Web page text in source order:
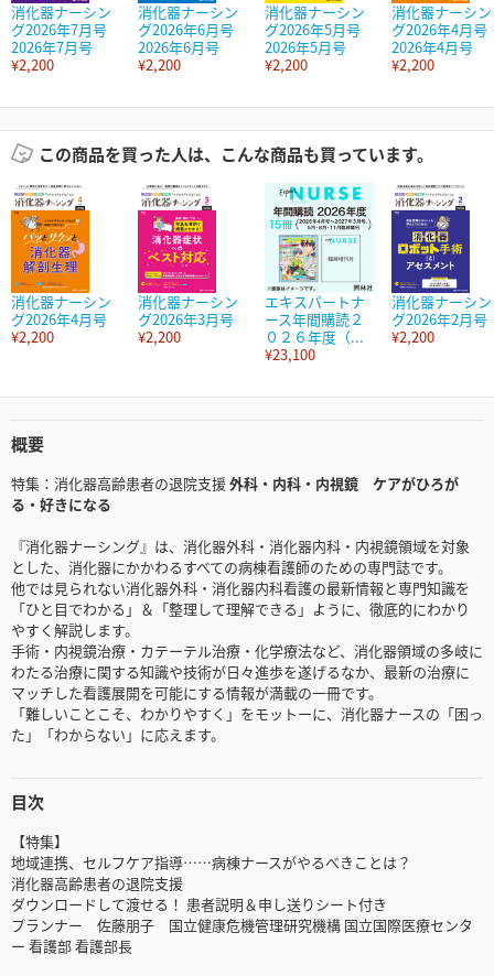
消化器ナーシン
グ2026年7月号
2026年7月号
¥2,200
消化器ナーシン
グ2026年6月号
2026年6月号
¥2,200
消化器ナーシン
グ2026年5月号
2026年5月号
¥2,200
消化器ナーシン
グ2026年4月号
2026年4月号
¥2,200
この商品を買った人は、こんな商品も買っています。
消化器ナーシン
グ2026年4月号
¥2,200
消化器ナーシン
グ2026年3月号
¥2,200
エキスパートナ
ース年間購読２
０２６年度（...
¥23,100
消化器ナーシン
グ2026年2月号
¥2,200
概要
特集：消化器高齢患者の退院支援外科・内科・内視鏡 ケアがひろが
る・好きになる
『消化器ナーシング』は、消化器外科・消化器内科・内視鏡領域を対象
とした、消化器にかかわるすべての病棟看護師のための専門誌です。
他では見られない消化器外科・消化器内科看護の最新情報と専門知識を
「ひと目でわかる」＆「整理して理解できる」ように、徹底的にわかり
やすく解説します。
手術・内視鏡治療・カテーテル治療・化学療法など、消化器領域の多岐に
わたる治療に関する知識や技術が日々進歩を遂げるなか、最新の治療に
マッチした看護展開を可能にする情報が満載の一冊です。
「難しいことこそ、わかりやすく」をモットーに、消化器ナースの「困っ
た」「わからない」に応えます。
目次
【特集】
地域連携、セルフケア指導……病棟ナースがやるべきことは？
消化器高齢患者の退院支援
ダウンロードして渡せる！ 患者説明＆申し送りシート付き
プランナー 佐藤朋子 国立健康危機管理研究機構 国立国際医療センタ
ー 看護部 看護部長